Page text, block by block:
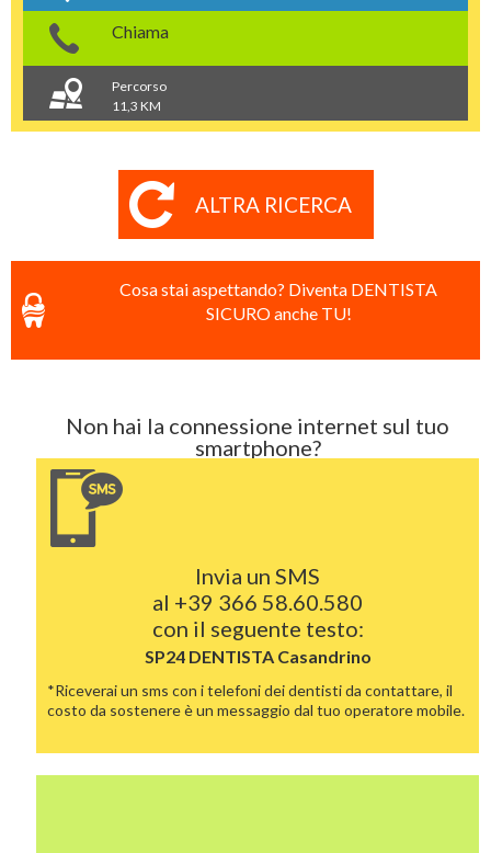
Chiama
Percorso
11,3 KM
ALTRA RICERCA
Cosa stai aspettando? Diventa DENTISTA
SICURO anche TU!
Non hai la connessione internet sul tuo
smartphone?
Invia un SMS
al +39 366 58.60.580
con il seguente testo:
SP24 DENTISTA Casandrino
*Riceverai un sms con i telefoni dei dentisti da contattare, il
costo da sostenere è un messaggio dal tuo operatore mobile.